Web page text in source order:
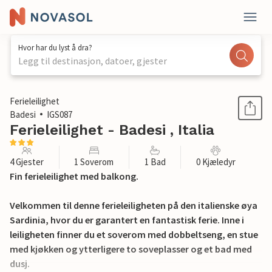
Hvor har du lyst å dra?
Legg til destinasjon, datoer, gjester
1 / 21
Ferieleilighet
Badesi
IGS087
Ferieleilighet - Badesi , Italia
4 Gjester 1 Soverom 1 Bad 0 Kjæledyr
Fin ferieleilighet med balkong.
Velkommen til denne ferieleiligheten på den italienske øya
Sardinia, hvor du er garantert en fantastisk ferie. Inne i
leiligheten finner du et soverom med dobbeltseng, en stue
med kjøkken og ytterligere to soveplasser og et bad med
dusj.